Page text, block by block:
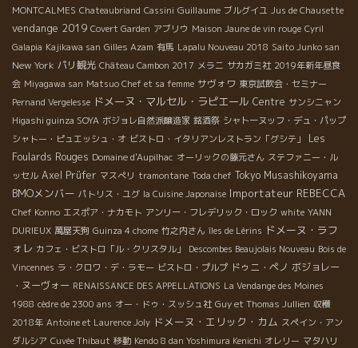
MONTCALMES Chateaubriand Cassini Guillaume ブルグイユ Jus de Chausette
vendange 2019 Covert Garden アブリウ Maison Jaune de vin rouge Cyril
Galapia Kajikawa san Gilles Azam 有馬 Lapalu Nouveau 2018 Saito Junko san
New York パリ観光 Château Cambon 2017 メラニ サカガミ社 2019年新年昼食
会 Miyagawa san Matsuo Chef et sa femme サヴォワ 東京試飲会・セミナー
Pernand Vergelesse ドメーヌ・マルセル・ラピエール Centre サンシニャン
Higashi guinza SOYA ボジョレ自然派醸造家 銘酒祭 シャトーヌッフ・デュ・パップ
シャトー・ピュエッシュ・オ ビストロ・イタリアンレストラン「グシテ」
Les
Foulards Rouges Domaine d'Aupilhac オーリックの藤元さん ステファニー・ル
ッセル Axel Prüfer マスぺリ tramontane Toda chef Tokyo Musashikoyama
BMOメンバー パトリス・ユグ la Cuisine Japonaise Importateur REBECCA
Chef Konno エスポア・ナカモト アンリー・フレデリック・ロック white YANN
DURIEUX 萬屋天狗 Guinza 4 chome 竹之内さん îles de Lérins ドメーヌ・ラフ
ォレ カフェ・ビストロ「ル・クリスタル」 Descombes Beaujolais Nouveau Bois de
Vincennes ラ・クロワ・デ・ラモー ビストロ・プルプ ドゥニ・ペノ ボジョレー
・ヌーヴォー RENAISSANCE DES APPELLATIONS La Vendange des Moines
1988 cèdre de 2300 ans オー・ドゥ・スッシュ社 Guy et Thomas Jullien 収穫
2018年 Antoine et Laurence Joly ドメーヌ・エリック・カム スペイン・アン
ダルシア Cuvée Thibaut 移動 Kendo 8 dan Yoshimura Kenichi オレリー マタハリ